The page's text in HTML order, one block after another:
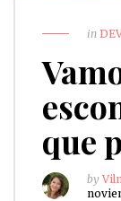
in
que
by